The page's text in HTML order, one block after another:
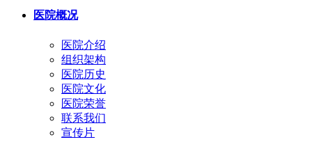
医院概况
医院介绍
组织架构
医院历史
医院文化
医院荣誉
联系我们
宣传片